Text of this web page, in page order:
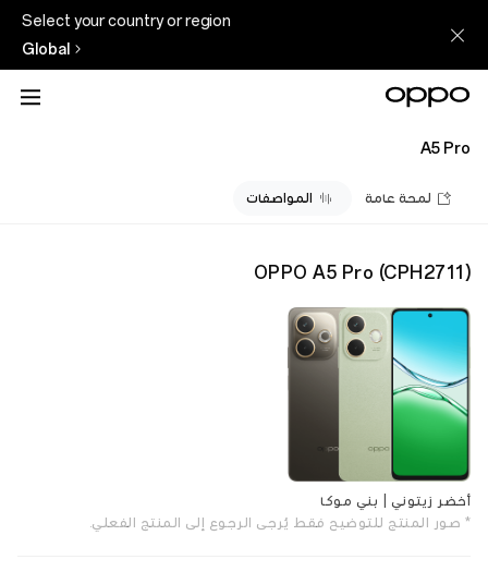
Select your country or region
Global
A5 Pro
لمحة عامة المواصفات
OPPO A5 Pro (CPH2711 )
أخضر زيتوني | بني موكا
* صور المنتج للتوضيح فقط. يُرجى الرجوع إلى المنتج الفعلي.